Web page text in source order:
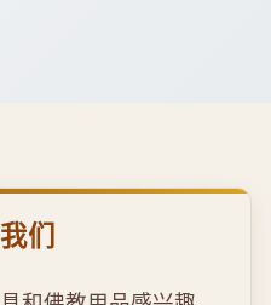
们